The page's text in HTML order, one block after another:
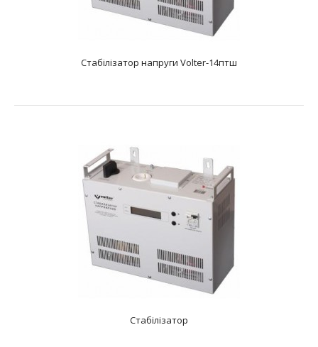
Стабілізатор напруги Volter-14птш
Стабілізатор напруги Volter-14птш
Стабілізатор